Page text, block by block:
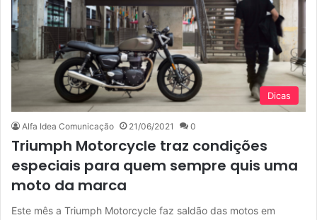
Dicas
Alfa Idea Comunicação 21/06/2021 0
Triumph Motorcycle traz condições
especiais para quem sempre quis uma
moto da marca
Este mês a Triumph Motorcycle faz saldão das motos em